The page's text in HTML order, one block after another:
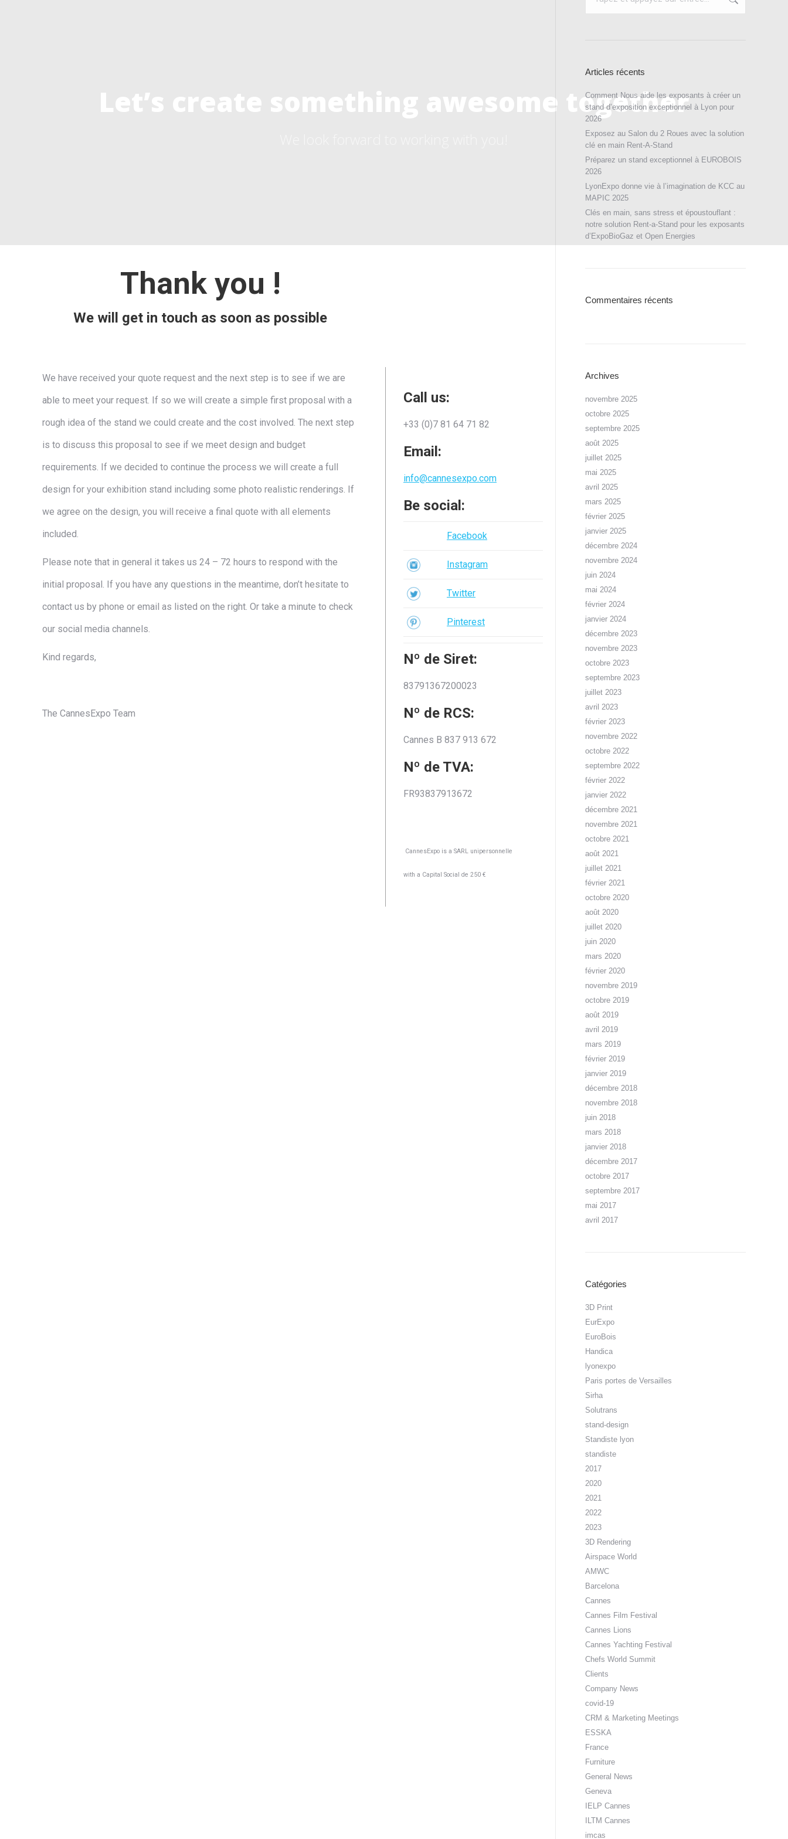
Let’s create something awesome together
Thank you !
We will get in touch as soon as possible
We have received your quote request and the next step is to see if we are
able to meet your request. If so we will create a simple first proposal with a
rough idea of the stand we could create and the cost involved. The next step
is to discuss this proposal to see if we meet design and budget
requirements. If we decided to continue the process we will create a full
design for your exhibition stand including some photo realistic renderings. If
we agree on the design, you will receive a final quote with all elements
included.
Please note that in general it takes us 24 – 72 hours to respond with the
initial proposal. If you have any questions in the meantime, don’t hesitate to
contact us by phone or email as listed on the right. Or take a minute to check
our social media channels.
Kind regards,
The CannesExpo Team
Call us:
+33 (0)7 81 64 71 82
Email:
info@cannesexpo.com
Be social:
Facebook
Instagram
Twitter
Pinterest
Nº de Siret:
83791367200023
Nº de RCS:
Cannes B 837 913 672
Nº de TVA:
FR93837913672
CannesExpo is a SARL unipersonnelle
with a Capital Social de 250 €
Articles récents
Comment Nous aide les exposants à créer un
stand d’exposition exceptionnel à Lyon pour
2026
Exposez au Salon du 2 Roues avec la solution
clé en main Rent-A-Stand
Préparez un stand exceptionnel à EUROBOIS
2026
LyonExpo donne vie à l’imagination de KCC au
MAPIC 2025
Clés en main, sans stress et époustouflant :
notre solution Rent-a-Stand pour les exposants
d’ExpoBioGaz et Open Energies
Commentaires récents
Archives
novembre 2025
octobre 2025
septembre 2025
août 2025
juillet 2025
mai 2025
avril 2025
mars 2025
février 2025
janvier 2025
décembre 2024
novembre 2024
juin 2024
mai 2024
février 2024
janvier 2024
décembre 2023
novembre 2023
octobre 2023
septembre 2023
juillet 2023
avril 2023
février 2023
novembre 2022
octobre 2022
septembre 2022
février 2022
janvier 2022
décembre 2021
novembre 2021
octobre 2021
août 2021
juillet 2021
février 2021
octobre 2020
août 2020
juillet 2020
juin 2020
mars 2020
février 2020
novembre 2019
octobre 2019
août 2019
avril 2019
mars 2019
février 2019
janvier 2019
décembre 2018
novembre 2018
juin 2018
mars 2018
janvier 2018
décembre 2017
octobre 2017
septembre 2017
mai 2017
avril 2017
Catégories
3D Print
EurExpo
EuroBois
Handica
lyonexpo
Paris portes de Versailles
Sirha
Solutrans
stand-design
Standiste lyon
standiste
2017
2020
2021
2022
2023
3D Rendering
Airspace World
AMWC
Barcelona
Cannes
Cannes Film Festival
Cannes Lions
Cannes Yachting Festival
Chefs World Summit
Clients
Company News
covid-19
CRM & Marketing Meetings
ESSKA
France
Furniture
General News
Geneva
IELP Cannes
ILTM Cannes
imcas